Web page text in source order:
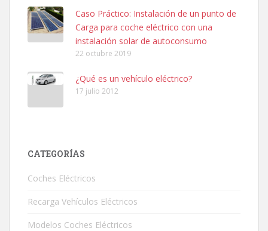
Caso Práctico: Instalación de un punto de
Carga para coche eléctrico con una
instalación solar de autoconsumo
22 octubre 2019
¿Qué es un vehículo eléctrico?
17 julio 2012
CATEGORÍAS
Coches Eléctricos
Recarga Vehículos Eléctricos
Modelos Coches Eléctricos